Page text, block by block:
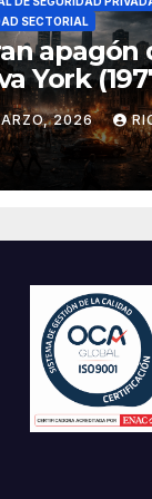
SECTORIAL
apagón
York
2026